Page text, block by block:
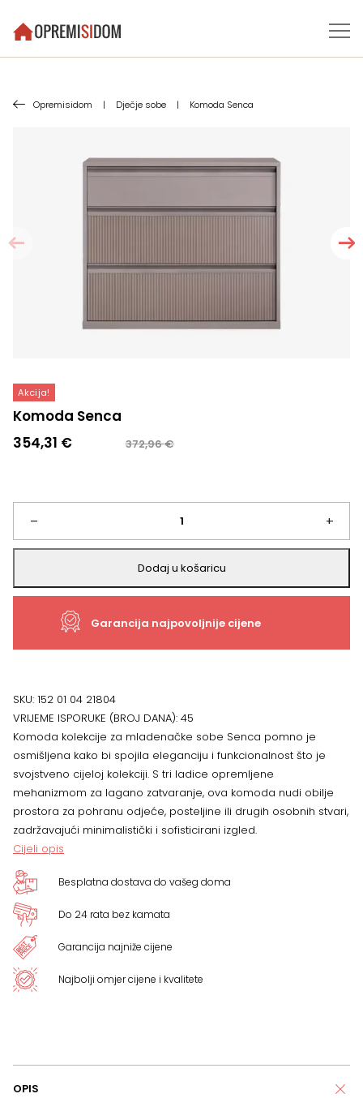
Opremisidom | Dječje sobe | Komoda Senca
Akcija!
Komoda Senca
372,96€
Izvorna
je:
372,96 €.
354,31 €
Trenutna
354,31 €.
–
Komoda
Senca
količina
+
Dodaj u košaricu
Garancija najpovoljnije cijene
SKU: 152 01 04 21804
VRIJEME ISPORUKE (BROJ DANA): 45
Komoda kolekcije za mladenačke sobe Senca pomno je
osmišljena kako bi spojila eleganciju i funkcionalnost što je
svojstveno cijeloj kolekciji. S tri ladice opremljene
mehanizmom za lagano zatvaranje, ova komoda nudi obilje
prostora za pohranu odjeće, posteljine ili drugih osobnih stvari,
zadržavajući minimalistički i sofisticirani izgled.
Cijeli opis
Besplatna dostava do vašeg doma
Do 24 rata bez kamata
Garancija najniže cijene
Najbolji omjer cijene i kvalitete
OPIS